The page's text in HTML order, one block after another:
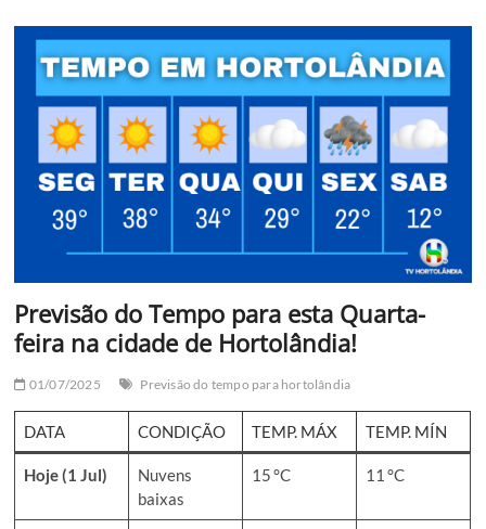
Previsão do Tempo para esta Quarta-
feira na cidade de Hortolândia!
01/07/2025 Previsão do tempo para hortolândia
DATA CONDIÇÃO TEMP. MÁX TEMP. MÍN
Hoje (1 Jul)
Nuvens
baixas
15 °C 11 °C